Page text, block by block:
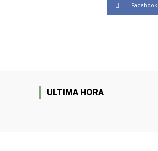
Facebook
ULTIMA HORA